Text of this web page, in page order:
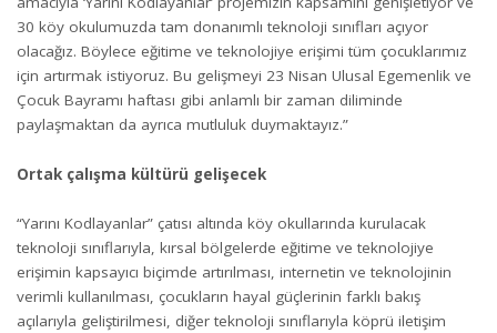
30 köy okulumuzda tam donanımlı teknoloji sınıfları açıyor
olacağız. Böylece eğitime ve teknolojiye erişimi tüm çocuklarımız
için artırmak istiyoruz. Bu gelişmeyi 23 Nisan Ulusal Egemenlik ve
Çocuk Bayramı haftası gibi anlamlı bir zaman diliminde
paylaşmaktan da ayrıca mutluluk duymaktayız.”
Ortak çalışma kültürü gelişecek
“Yarını Kodlayanlar” çatısı altında köy okullarında kurulacak
teknoloji sınıflarıyla, kırsal bölgelerde eğitime ve teknolojiye
erişimin kapsayıcı biçimde artırılması, internetin ve teknolojinin
verimli kullanılması, çocukların hayal güçlerinin farklı bakış
açılarıyla geliştirilmesi, diğer teknoloji sınıflarıyla köprü iletişim